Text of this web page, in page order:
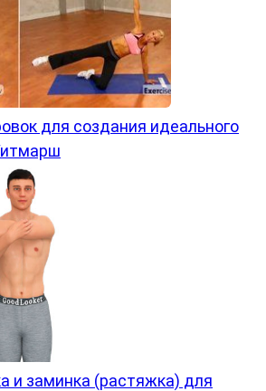
для создания идеального
и заминка (растяжка) для